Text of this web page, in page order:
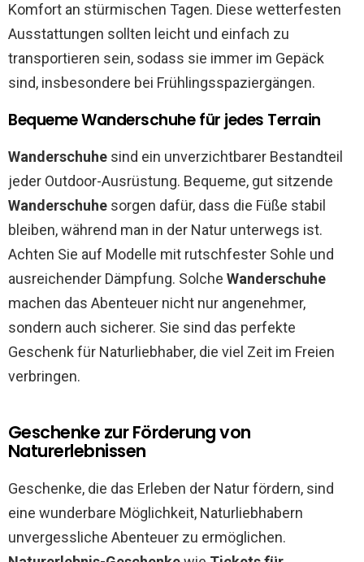
Komfort an stürmischen Tagen. Diese wetterfesten
Ausstattungen sollten leicht und einfach zu
transportieren sein, sodass sie immer im Gepäck
sind, insbesondere bei Frühlingsspaziergängen.
Bequeme Wanderschuhe für jedes Terrain
Wanderschuhe sind ein unverzichtbarer Bestandteil
jeder Outdoor-Ausrüstung. Bequeme, gut sitzende
Wanderschuhe sorgen dafür, dass die Füße stabil
bleiben, während man in der Natur unterwegs ist.
Achten Sie auf Modelle mit rutschfester Sohle und
ausreichender Dämpfung. Solche Wanderschuhe
machen das Abenteuer nicht nur angenehmer,
sondern auch sicherer. Sie sind das perfekte
Geschenk für Naturliebhaber, die viel Zeit im Freien
verbringen.
Geschenke zur Förderung von
Naturerlebnissen
Geschenke, die das Erleben der Natur fördern, sind
eine wunderbare Möglichkeit, Naturliebhabern
unvergessliche Abenteuer zu ermöglichen.